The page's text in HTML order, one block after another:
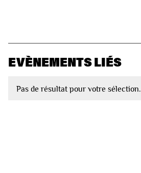
EVÈNEMENTS LIÉS
Pas de résultat pour votre sélection.